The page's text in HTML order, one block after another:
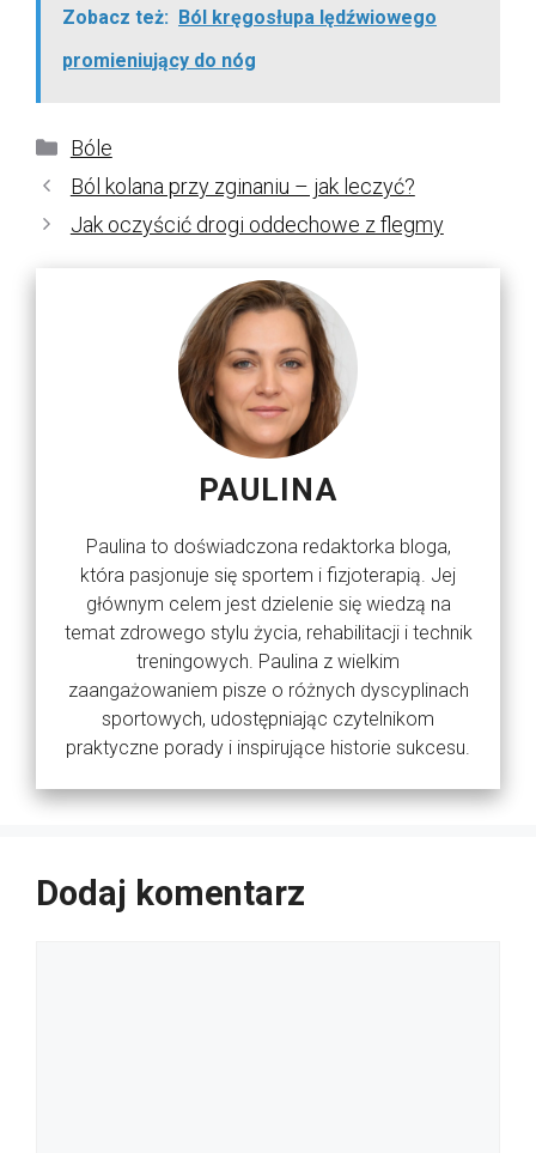
Zobacz też: Ból kręgosłupa lędźwiowego
promieniujący do nóg
Kategorie
Bóle
Ból kolana przy zginaniu – jak leczyć?
Jak oczyścić drogi oddechowe z flegmy
PAULINA
Paulina to doświadczona redaktorka bloga,
która pasjonuje się sportem i fizjoterapią. Jej
głównym celem jest dzielenie się wiedzą na
temat zdrowego stylu życia, rehabilitacji i technik
treningowych. Paulina z wielkim
zaangażowaniem pisze o różnych dyscyplinach
sportowych, udostępniając czytelnikom
praktyczne porady i inspirujące historie sukcesu.
Dodaj komentarz